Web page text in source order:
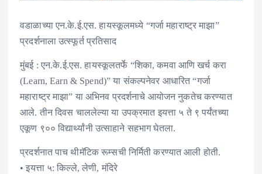
वडाळाच्या एन.के.ई.एस. हायस्कूलमध्ये “गर्जा महाराष्ट्र माझा”
प्रदर्शनाला उत्स्फूर्त प्रतिसाद
मुंबई : एन.के.ई.एस. हायस्कूलतर्फे “शिका, कमवा आणि खर्च करा
(Learn, Earn & Spend)” या संकल्पनेवर आधारित “गर्जा
महाराष्ट्र माझा” या अभिनव प्रदर्शनाचे आयोजन नुकतेच करण्यात
आले. तीन दिवस चाललेल्या या उपक्रमात इयत्ता ५ ते ९ पर्यंतच्या
एकूण ९०० विद्यार्थ्यांनी उत्साहाने सहभाग घेतला.
प्रदर्शनात पाच थीमॅटिक रूम्सची निर्मिती करण्यात आली होती.
• इयत्ता ५: किल्ले, लेणी, मंदिरे